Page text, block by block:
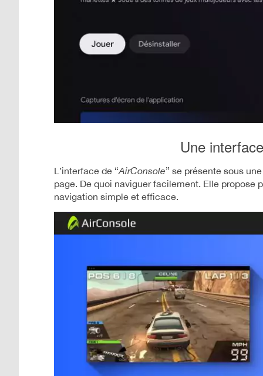
Une
L’interface de “AirConsole” se présente sous
page. De quoi naviguer facilement. Elle propose
navigation simple et efficace.